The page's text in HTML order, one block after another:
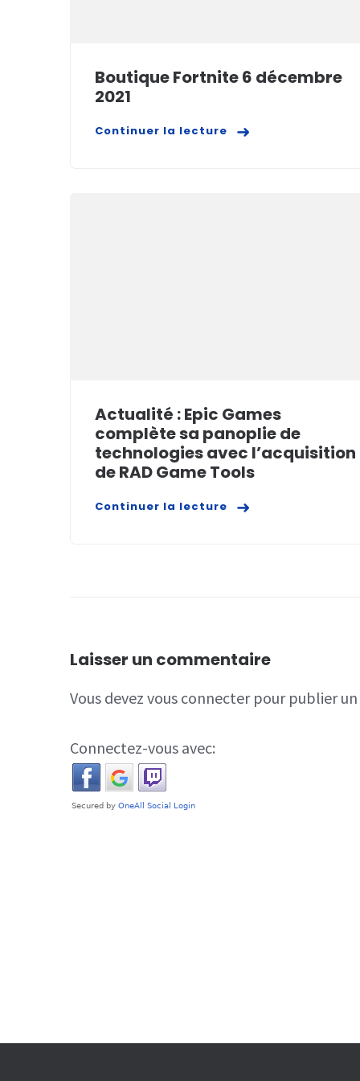
Boutique Fortnite 6 décembre
2021
Continuer la lecture
Actualité : Epic Games
complète sa panoplie de
technologies avec l’acquisition
de RAD Game Tools
Continuer la lecture
Laisser un commentaire
Vous devez vous connecterpour publier
Connectez-vous avec: